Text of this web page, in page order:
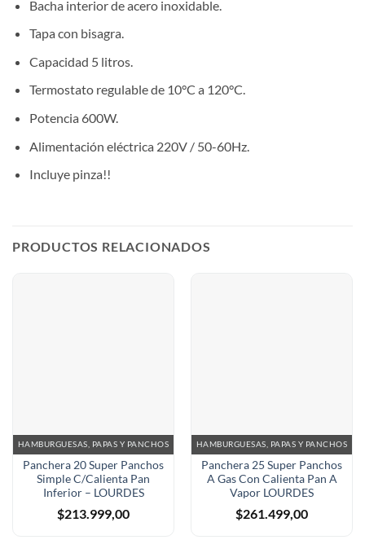
Bacha interior de acero inoxidable.
Tapa con bisagra.
Capacidad 5 litros.
Termostato regulable de 10°C a 120°C.
Potencia 600W.
Alimentación eléctrica 220V / 50-60Hz.
Incluye pinza!!
PRODUCTOS RELACIONADOS
HAMBURGUESAS, PAPAS Y PANCHOS
Panchera 20 Super Panchos
Simple C/Calienta Pan
Inferior – LOURDES
$213.999,00
HAMBURGUESAS, PAPAS Y PANCHOS
Panchera 25 Super Panchos
A Gas Con Calienta Pan A
Vapor LOURDES
$261.499,00